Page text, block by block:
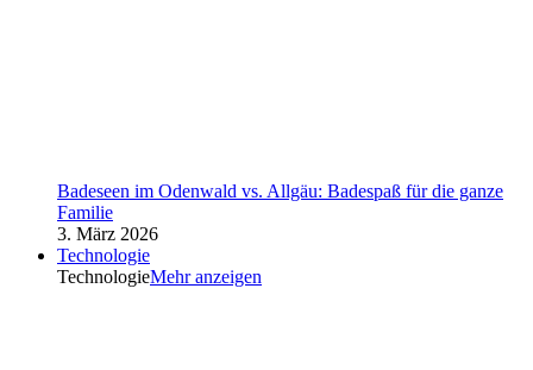
Badeseen im Odenwald vs. Allgäu: Badespaß für die ganze
Familie
3. März 2026
Technologie
TechnologieMehr anzeigen